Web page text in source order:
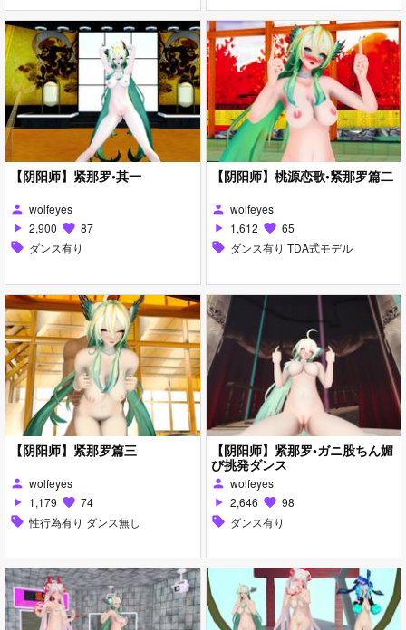
【阴阳师】紧那罗•其一
person wolfeyes
play_arrow 2,900 favorite 87
sell ダンス有り
【阴阳师】桃源恋歌•紧那罗篇二
person wolfeyes
play_arrow 1,612 favorite 65
sell ダンス有り TDA式モデル
【阴阳师】紧那罗篇三
person wolfeyes
play_arrow 1,179 favorite 74
sell 性行為有り ダンス無し
【阴阳师】紧那罗•ガニ股ちん媚
び挑発ダンス
person wolfeyes
play_arrow 2,646 favorite 98
sell ダンス有り